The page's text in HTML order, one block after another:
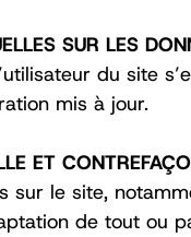
SUR LES
du site
mis à jour.
ET
sur le site,
de tout ou